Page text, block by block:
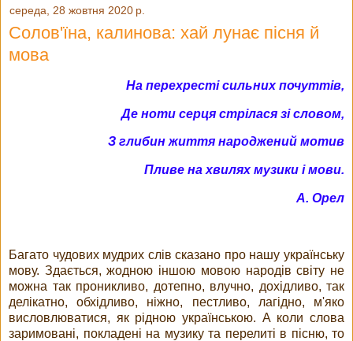
середа, 28 жовтня 2020 р.
Солов'їна, калинова: хай лунає пісня й
мова
На перехресті сильних почуттів,
Де ноти серця стрілася зі словом,
З глибин життя народжений мотив
Пливе на хвилях музики і мови.
А. Орел
Багато чудових мудрих слів сказано про нашу українську
мову. Здається, жодною іншою мовою народів світу не
можна так проникливо, дотепно, влучно, дохідливо, так
делікатно, обхідливо, ніжно, пестливо, лагідно, м'яко
висловлюватися, як рідною українською. А коли слова
заримовані, покладені на музику та перелиті в пісню, то